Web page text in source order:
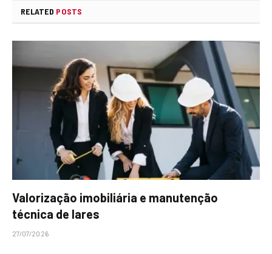
RELATED POSTS
Valorização imobiliária e manutenção
técnica de lares
27/07/2026